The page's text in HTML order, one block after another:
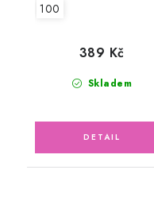
100
Skladem
389 Kč